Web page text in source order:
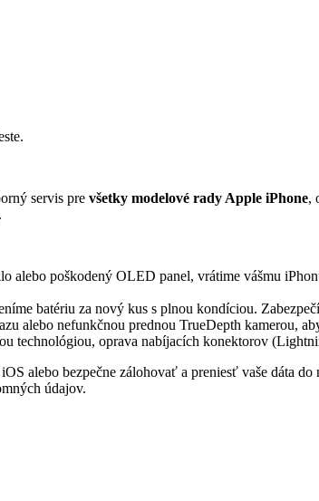
servis pre všetky modelové rady Apple iPhone,
alebo poškodený OLED panel, vrátime vášmu
batériu za nový kus s plnou kondíciou.
alebo nefunkčnou prednou TrueDepth kamerou,
technológiou, oprava nabíjacích konektorov
alebo bezpečne zálohovať a preniesť vaše dáta
údajov.